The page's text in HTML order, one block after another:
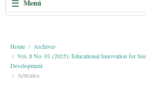
o
n
a
i
n
☰ Menú
Home
Archives
Vol. 8 No. 01 (2025): Educational Innovation for
Development
Artículos